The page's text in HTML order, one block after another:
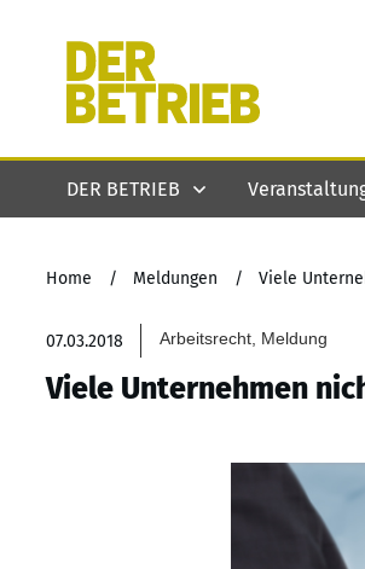
DER BETRIEB
Home / Meldungen / Viele
07.03.2018 Arbeitsrecht, Meldung
Viele Unternehmen